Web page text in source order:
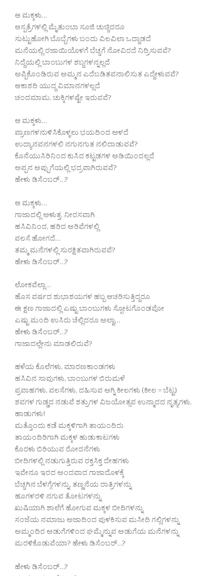
ಆ ಮಕ್ಕಳು…
ಆಸ್ಪತ್ರೆಗಳಲ್ಲಿ ಮೈತುಂಬಾ ಸೂಜಿ ಚುಚ್ಚಿದರೂ
ಸುಟ್ಟುಹೋಗಿ ಬೊಬ್ಬೆಗಳು ಬಂದು ವಿಲವಿಲಾ ಒದ್ದಾಡದೆ
ಮನೆಯಲ್ಲಿ ರಜಾಯಿಯೊಳಗೆ ಬೆಚ್ಚಗೆ ನೋವಿರದೆ ನಿದ್ರಿಸುವವೆ?
ನಿದ್ದೆಯಲ್ಲಿ ಬಾಂಬುಗಳ ಶಬ್ದಗಳನ್ನಲ್ಲದೆ
ಅಪ್ಪಿಕೊಂಡಿರುವ ಅಮ್ಮನ ಎದೆಬಡಿತವನಾಲಿಸುತ ಎದ್ದೇಳುವವೆ?
ಆಕಾಶದಿ ಯುದ್ಧ ವಿಮಾನಗಳಲ್ಲದೆ
ಚಂದಮಾಮ, ಚುಕ್ಕಿಗಳಷ್ಟೇ ಇರುವವೆ?
ಆ ಮಕ್ಕಳು…
ಪ್ರಾಣಗಳನುಳಿಸಿಕೊಳ್ಳಲು ಭಯದಿಂದ ಅಳದೆ
ಉದ್ಯಾನವನಗಳಲಿ ನಗುನಗುತ ನಲಿದಾಡುವವೆ?
ಕೊನೆಯುಸಿರಿನಿಂದ ಕುಸಿದ ಕಟ್ಟಡಗಳ ಅಡಿಯಿಂದಲ್ಲದೆ
ಅಪ್ಪನ ಅಪ್ಪುಗೆಯಲ್ಲಿ ಭದ್ರವಾಗಿರುವವೆ?
ಹೇಳು ಡಿಸೆಂಬರ್…?
ಆ ಮಕ್ಕಳು…
ಗಾಜಾದಲ್ಲಿ ಅಳುತ್ತ, ನೀರಸವಾಗಿ
ಹಸಿವಿನಿಂದ, ಹರಿದ ಅರಿವೆಗಳಲ್ಲಿ
ವಲಸೆ ಹೋಗದೆ…
ತಮ್ಮ ಮನೆಗಳಲ್ಲಿ ಸುರಕ್ಷಿತವಾಗಿರುವವೆ?
ಹೇಳು ಡಿಸೆಂಬರ್…?
ಲೋಕವೆಲ್ಲಾ…
ಹೊಸ ವರ್ಷದ ಶುಭಾಶಯಗಳ ಹಬ್ಬ ಆಚರಿಸುತ್ತಿದ್ದರೂ
ಈ ಕ್ಷಣ ಗಾಜಾದಲ್ಲಿ ಎಷ್ಟು ಬಾಂಬುಗಳು ಸ್ಫೋಟಗೊಂಡವೋ
ಎಷ್ಟು ಮಂದಿ ಉಸಿರು ಚೆಲ್ಲಿದರೂ ಅಲ್ವಾ…
ಹೇಳು ಡಿಸೆಂಬರ್…?
ಗಾಜಾದಲ್ಲೇನು ಮಾಡಲಿರುವೆ?
ಹಳೆಯ ಕೊಲೆಗಳು, ಮಾರಣಕಾಂಡಗಳು
ಹಸಿವಿನ ಸಾವುಗಳು, ಬಾಂಬುಗಳ ಬಿರುಮಳೆ
ಪ್ರವಾಹಗಳು, ವಲಸೆಗಳು, ದಹಿಸುವ ಅಗ್ನಿ ಕೀಲಗಳು (ಕೀಲ = ಬೆಟ್ಟ)
ಶವಗಳ ಗುಡ್ಡದ ನಡುವೆ ಶತ್ರುಗಳ ವಿಜಯೋತ್ಸವ ಉನ್ಮಾದದ ನೃತ್ಯಗಳು,
ಹಾಡುಗಳು!
ಮತ್ತೊಂದು ಕಡೆ ಮಕ್ಕಳಿಗಾಗಿ ತಾಯಂದಿರು
ತಾಯಂದಿರಿಗಾಗಿ ಮಕ್ಕಳ ಹುಡುಕಾಟಗಳು
ಕೊರಳು ಬಿರಿಯುವ ರೋದನೆಗಳು
ಬೀದಿಗಳಲ್ಲಿ ನಡುಗುತ್ತಿರುವ ರಕ್ತಸಿಕ್ತ ದೇಹಗಳು
ಇವೇನೂ ಇರದ ಅಂದವಾದ ಗಾಜಾದೊಳಕ್ಕೆ
ಬೆಚ್ಚಗಿನ ಬೆಳಗ್ಗೆಗಳನ್ನು, ತಣ್ಣನೆಯ ರಾತ್ರಿಗಳನ್ನು
ಹೂಗಳರಳಿ ನಗುವ ತೋಟಗಳನ್ನು
ಖುಷಿಯಾಗಿ ಶಾಲೆಗೆ ಹೋಗುವ ಮಕ್ಕಳ ಬೀದಿಗಳನ್ನು
ಸಂಜೆಯ ನಮಾಜು ಅಜಾದಿಂದ ಪುಳಕಿಸುವ ಮಸೀದಿ ಗಲ್ಲಿಗಳನ್ನು
ಅಮ್ಮಂದಿರ ಅಡುಗೆಗಳಿಂದ ಘಮ್ಮೆನ್ನುವ ಅಡುಗೆಯ ಮನೆಗಳನ್ನು
ಮರಳಿಕೊಡುವೆಯಾ? ಹೇಳು ಡಿಸೆಂಬರ್…?
ಹೇಳು ಡಿಸೆಂಬರ್…?